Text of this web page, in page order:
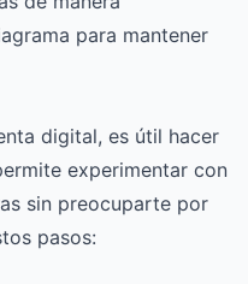
para mantener
digital, es útil hacer
experimentar con
sin preocuparte por
pasos: